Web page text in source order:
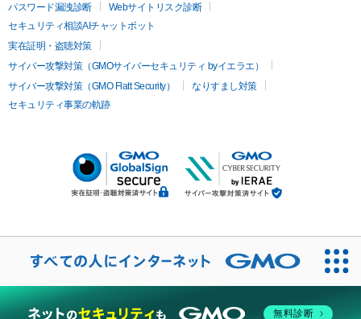
パスワード漏洩診断
Webサイトリスク診断
セキュリティ相談AIチャットボット
実在証明・盗聴対策
サイバー攻撃対策（GMOサイバーセキュリティ byイエラエ）
サイバー攻撃対策（GMO Flatt Security）
なりすまし対策
セキュリティ事業の軌跡
無料診断